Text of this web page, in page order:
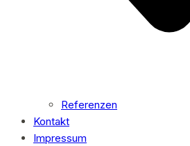
Referenzen
Kontakt
Impressum